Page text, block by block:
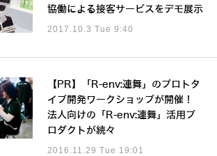
協働による接客サービスをデモ展示
2017.10.3 Tue 9:40
【PR】「R-env:連舞」のプロトタ
イプ開発ワークショップが開催！
法人向けの「R-env:連舞」活用プ
ロダクトが続々
2016.11.29 Tue 19:01